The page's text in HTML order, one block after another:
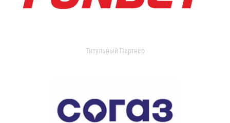
Титульный Партнер